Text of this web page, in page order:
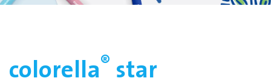
colorella® star